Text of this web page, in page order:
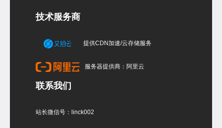
技术服务商
提供CDN加速/云存储服务
服务器提供商：阿里云
联系我们
站长微信号：linck002